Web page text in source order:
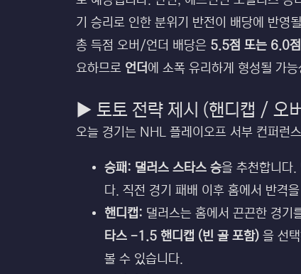
기 승리로 인한 분위기 반전이 배당에 반영
총 득점 오버/언더 배당은 5.5점 또는 6.0
요하므로 언더 에 소폭 유리하게 형성될 가
▶ 토토 전략 제시 (핸디캡 / 오
오늘 경기는 NHL 플레이오프 서부 컨퍼런
승패: 댈러스 스타스 승을 추천합니다.
다. 직전 경기 패배 이후 홈에서 반격
핸디캡: 댈러스는 홈에서 끈끈한 경기
타스 -1.5 핸디캡 (빈 골 포함) 을 선
볼 수 있습니다.